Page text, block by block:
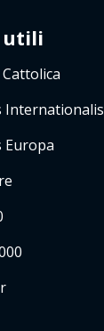
utili
Internationalis
Europa